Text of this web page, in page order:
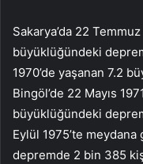
Sakarya’da 22
büyüklüğündeki
1970’de yaşanan 7.2
Bingöl’de 22 Mayıs
büyüklüğündeki
Eylül 1975’te
depremde 2 bin 385